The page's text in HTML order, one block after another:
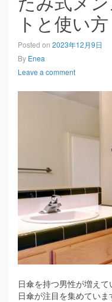
トと使い方
Posted on 2023年12月9日
By Enea
Leave a comment
日傘を持つ男性が増え
日傘が注目を集めていま